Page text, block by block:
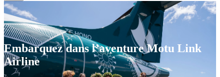
Embarquez dans l’aventureMotu Link
Airline